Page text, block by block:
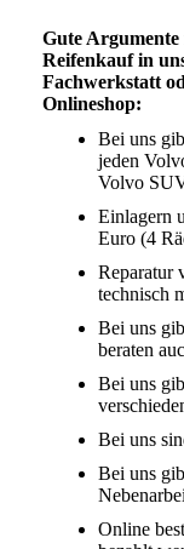
Gute
Reifenkauf in
Fachwerkstatt
Onlineshop:
Bei uns
jeden
Volvo
Einlagern
Euro (4
Reparatur
technisch
Bei uns
beraten
Bei uns
Bei uns
Bei uns
Online